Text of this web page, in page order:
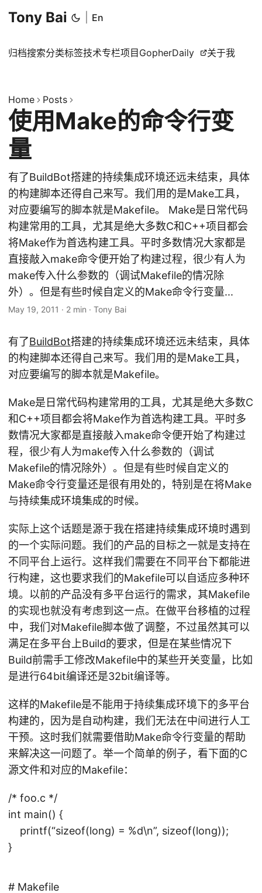
Tony Bai En
归档搜索分类标签技术专栏项目 GopherDaily 关于我
Home Posts
使用Make的命令行变
量
有了BuildBot搭建的持续集成环境还远未结束，具体
的构建脚本还得自己来写。我们用的是Make工具，
对应要编写的脚本就是Makefile。 Make是日常代码
构建常用的工具，尤其是绝大多数C和C++项目都会
将Make作为首选构建工具。平时多数情况大家都是
直接敲入make命令便开始了构建过程，很少有人为
make传入什么参数的（调试Makefile的情况除
外）。但是有些时候自定义的Make命令行变量...
May 19, 2011 · 2 min · Tony Bai
有了BuildBot搭建的持续集成环境还远未结束，具体
的构建脚本还得自己来写。我们用的是Make工具，
对应要编写的脚本就是Makefile。
Make是日常代码构建常用的工具，尤其是绝大多数C
和C++项目都会将Make作为首选构建工具。平时多
数情况大家都是直接敲入make命令便开始了构建过
程，很少有人为make传入什么参数的（调试
Makefile的情况除外）。但是有些时候自定义的
Make命令行变量还是很有用处的，特别是在将Make
与持续集成环境集成的时候。
实际上这个话题是源于我在搭建持续集成环境时遇到
的一个实际问题。我们的产品的目标之一就是支持在
不同平台上运行。这样我们需要在不同平台下都能进
行构建，这也要求我们的Makefile可以自适应多种环
境。以前的产品没有多平台运行的需求，其Makefile
的实现也就没有考虑到这一点。在做平台移植的过程
中，我们对Makefile脚本做了调整，不过虽然其可以
满足在多平台上Build的要求，但是在某些情况下
Build前需手工修改Makefile中的某些开关变量，比如
是进行64bit编译还是32bit编译等。
这样的Makefile是不能用于持续集成环境下的多平台
构建的，因为是自动构建，我们无法在中间进行人工
干预。这时我们就需要借助Make命令行变量的帮助
来解决这一问题了。举一个简单的例子，看下面的C
源文件和对应的Makefile：
/* foo.c */
int main() {
printf(“sizeof(long) = %d\n”, sizeof(long));
}
# Makefile